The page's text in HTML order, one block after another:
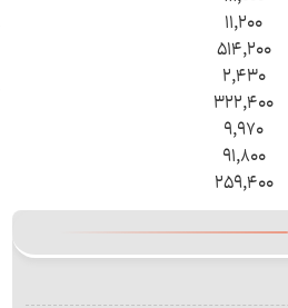
۱۱,۲۰۰
۵۱۴,۲۰۰
۲,۴۳۰
۳۲۲,۴۰۰
۹,۹۷۰
۹۱,۸۰۰
۲۵۹,۴۰۰